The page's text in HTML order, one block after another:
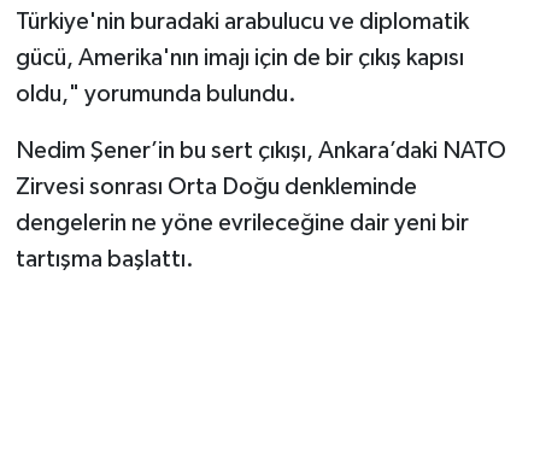
Türkiye'nin buradaki arabulucu ve diplomatik
gücü, Amerika'nın imajı için de bir çıkış kapısı
oldu," yorumunda bulundu.
Nedim Şener’in bu sert çıkışı, Ankara’daki NATO
Zirvesi sonrası Orta Doğu denkleminde
dengelerin ne yöne evrileceğine dair yeni bir
tartışma başlattı.